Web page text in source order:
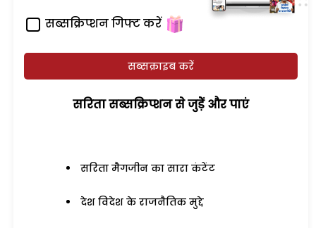
सब्सक्रिप्शन गिफ्ट करें
सब्सक्राइब करें
सरिता सब्सक्रिप्शन से जुड़ेें और पाएं
सरिता मैगजीन का सारा कंटेंट
देश विदेश के राजनैतिक मुद्दे